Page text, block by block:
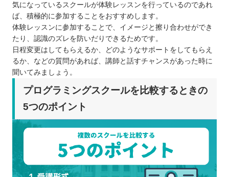
気になっているスクールが体験レッスンを行っているのであれ
ば、積極的に参加することをおすすめします。
体験レッスンに参加することで、イメージと擦り合わせができ
たり、認識のズレを防いだりできるためです。
日程変更はしてもらえるか、どのようなサポートをしてもらえ
るか、などの質問があれば、講師と話すチャンスがあった時に
聞いてみましょう。
プログラミングスクールを比較するときの
5つのポイント